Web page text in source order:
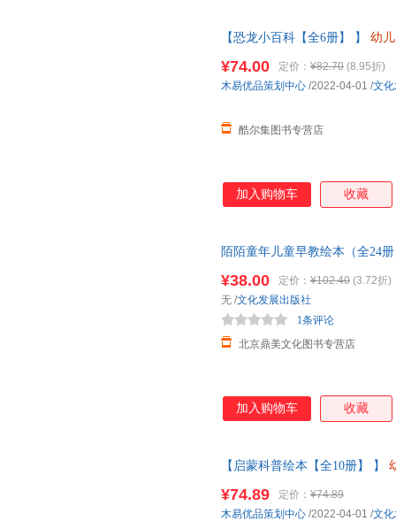
【恐龙小百科【全6册】 】 幼
¥74.00 定价： ¥82.70 (8.95折)
酷尔集图书专营店
木易优品策划中心 /2022-04-01 /文
加入购物车 收藏
陌陌童年儿童早教绘本（全24
¥38.00 定价： ¥102.40 (3.72折)
北京鼎美文化图书专营店
1条评论
无 /文化发展出版社
加入购物车 收藏
【启蒙科普绘本【全10册】 】
当客服
¥74.89 定价： ¥74.89
木易优品策划中心 /2022-04-01 /文